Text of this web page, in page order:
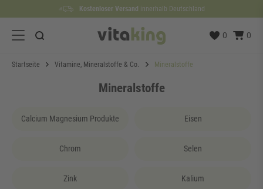
Kostenloser Versand innerhalb Deutschland
100 TageRückgaberecht
Lieferzeit etwa1 bis 3 Werktage
0 0
Startseite Vitamine, Mineralstoffe & Co. Mineralstoffe
Mineralstoffe
Calcium Magnesium Produkte Eisen
Selen
Chrom
Kalium
Zink